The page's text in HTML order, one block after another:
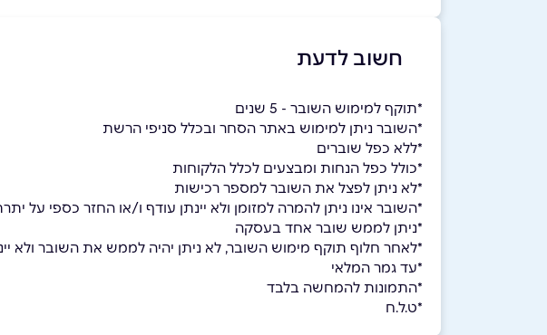
חשוב לדעת
*תוקף למימוש השובר - 5 שנים
*השובר ניתן למימוש באתר הסחר ובכלל סניפי הרשת
*ללא כפל שוברים
*כולל כפל הנחות ומבצעים לכלל הלקוחות
*לא ניתן לפצל את השובר למספר רכישות
ָָ*השובר אינו ניתן להמרה למזומן ולא יינתן עודף ו/או החזר כספי על
*ניתן לממש שובר אחד בעסקה
*לאחר חלוף תוקף מימוש השובר, לא ניתן יהיה לממש את השובר ולא
*עד גמר המלאי
*התמונות להמחשה בלבד
*ט.ל.ח